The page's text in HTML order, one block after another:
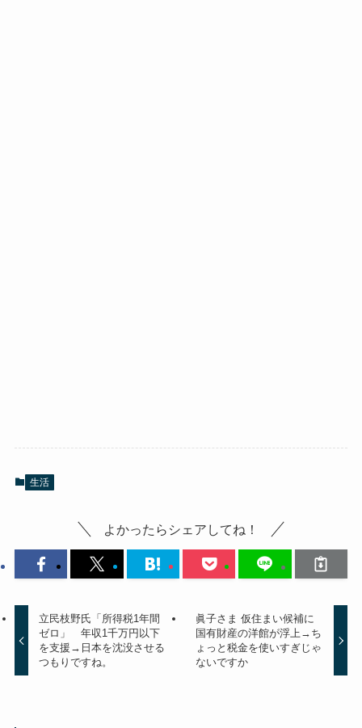
生活
よかったらシェアしてね！
立民枝野氏「所得税1年間
ゼロ」 年収1千万円以下
を支援→日本を沈没させる
つもりですね。
眞子さま 仮住まい候補に
国有財産の洋館が浮上→ち
ょっと税金を使いすぎじゃ
ないですか